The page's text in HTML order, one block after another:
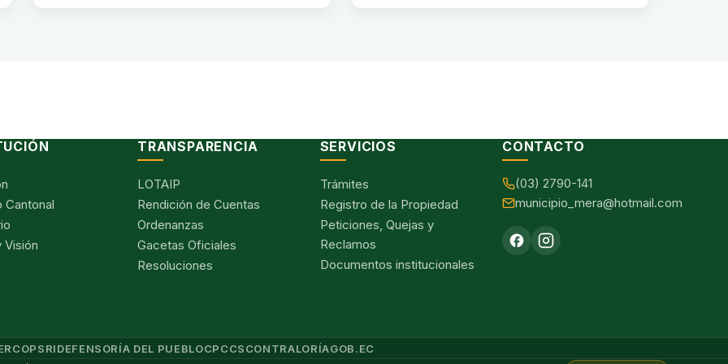
Cantonal
Visión
TRANSPARENCIA
LOTAIP
Rendición de Cuentas
Ordenanzas
Gacetas Oficiales
Resoluciones
SERVICIOS
Trámites
Registro de la Propiedad
Peticiones, Quejas y
Reclamos
Documentos institucionales
CONTACTO
(03) 2790-141
municipio_mera@hotmail.com
SRIDEFENSORÍA DEL PUEBLOCPCCSCONTRALORÍAGOB.EC